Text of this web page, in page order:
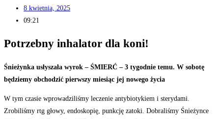
8 kwietnia, 2025
09:21
Potrzebny inhalator dla koni!
Śnieżynka usłyszała wyrok – ŚMIERĆ – 3 tygodnie temu. W sobotę
będziemy obchodzić pierwszy miesiąc jej nowego życia
W tym czasie wprowadziliśmy leczenie antybiotykiem i sterydami.
Zrobiliśmy rtg głowy, endoskopię, punkcję zatoki. Dobraliśmy Śnieżynce